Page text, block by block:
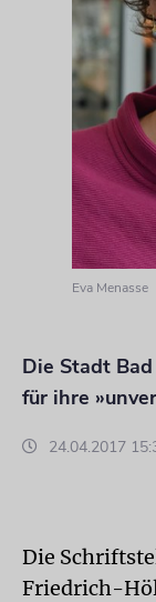
Eva Menasse
Die Stadt
für ihre
24.04.2017
Die
Friedrich-